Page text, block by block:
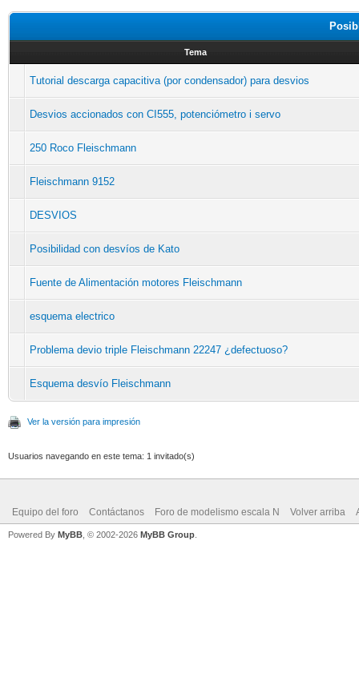
Tema
Tutorial descarga capacitiva (por condensador) para desvios
Desvios accionados con CI555, potenciómetro i servo
250 Roco Fleischmann
Fleischmann 9152
DESVIOS
Posibilidad con desvíos de Kato
Fuente de Alimentación motores Fleischmann
esquema electrico
Problema devio triple Fleischmann 22247 ¿defectuoso?
Esquema desvío Fleischmann
Ver la versión para impresión
Usuarios navegando en este tema: 1 invitado(s)
Equipo del foro Contáctanos Foro de modelismo escala N Volver arriba
Powered By MyBB , © 2002-2026 MyBB Group